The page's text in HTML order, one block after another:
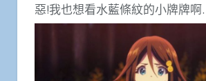
惡!我也想看水藍條紋的小牌牌